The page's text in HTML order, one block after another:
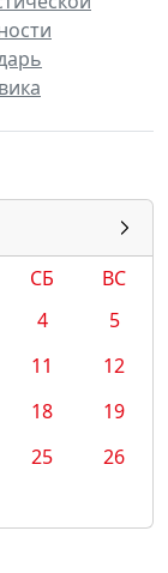
СБ
ВС
4
5
11
12
18
19
25
26